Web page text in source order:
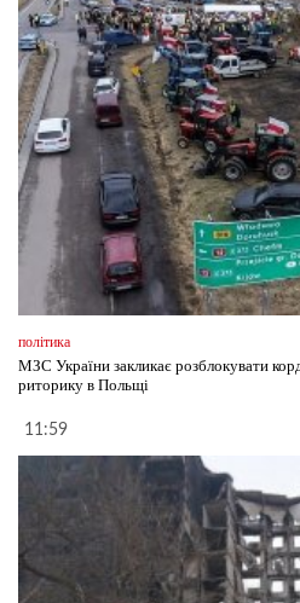
політика
МЗС України закликає розблокувати
риторику в Польщі
11:59